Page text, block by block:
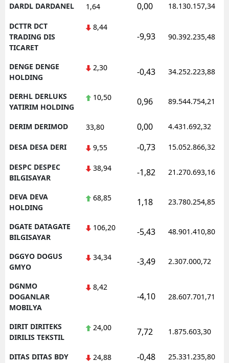
DARDL DARDANEL 1,64 0,00 18.130.157,34
DCTTR DCT
TRADING DIS
TICARET
8,44
-9,93 90.392.235,48
DENGE DENGE
HOLDING
2,30 -0,43 34.252.223,88
DERHL DERLUKS
YATIRIM HOLDING
10,50 0,96 89.544.754,21
DERIM DERIMOD 33,80 0,00 4.431.692,32
DESA DESA DERI 9,55 -0,73 15.052.866,32
DESPC DESPEC
BILGISAYAR
38,94 -1,82 21.270.693,16
DEVA DEVA
HOLDING
68,85 1,18 23.780.254,85
DGATE DATAGATE
BILGISAYAR
106,20 -5,43 48.901.410,80
DGGYO DOGUS
GMYO
34,34 -3,49 2.307.000,72
DGNMO
DOGANLAR
MOBILYA
8,42
-4,10 28.607.701,71
DIRIT DIRITEKS
DIRILIS TEKSTIL
24,00 7,72 1.875.603,30
DITAS DITAS BDY 24,88 -0,48 25.331.235,80